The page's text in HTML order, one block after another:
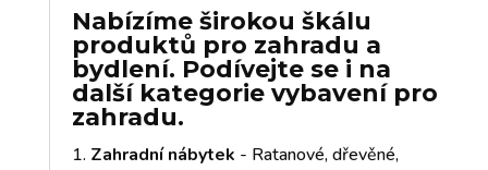
Nabízíme širokou škálu
produktů pro zahradu a
bydlení. Podívejte se i na
další kategorie vybavení pro
zahradu.
Zahradní nábytek - Ratanové, dřevěné,